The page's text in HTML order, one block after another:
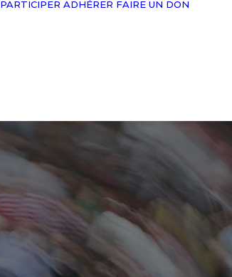
PARTICIPER ADHÉRER FAIRE UN DON